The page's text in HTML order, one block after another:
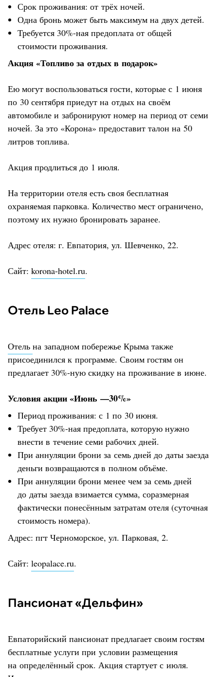
Срок проживания: от трёх ночей.
Одна бронь может быть максимум на двух детей.
Требуется 30%-ная предоплата от общей
стоимости проживания.
Акция «Топливо за отдых в подарок»
Ею могут воспользоваться гости, которые с 1 июня
по 30 сентября приедут на отдых на своём
автомобиле и забронируют номер на период от семи
ночей. За это «Корона» предоставит талон на 50
литров топлива.
Акция продлиться до 1 июля.
На территории отеля есть своя бесплатная
охраняемая парковка. Количество мест ограничено,
поэтому их нужно бронировать заранее.
Адрес отеля: г. Евпатория, ул. Шевченко, 22.
Сайт: korona-hotel.ru.
Отель Leo Palace
Отель на западном побережье Крыма также
присоединился к программе. Своим гостям он
предлагает 30%-ную скидку на проживание в июне.
Условия акции «Июнь —30%»
Период проживания: с 1 по 30 июня.
Требует 30%-ная предоплата, которую нужно
внести в течение семи рабочих дней.
При аннуляции брони за семь дней до даты заезда
деньги возвращаются в полном объёме.
При аннуляции брони менее чем за семь дней
до даты заезда взимается сумма, соразмерная
фактически понесённым затратам отеля (суточная
стоимость номера).
Адрес: пгт Черноморское, ул. Парковая, 2.
Сайт: leopalace.ru.
Пансионат «Дельфин»
Евпаторийский пансионат предлагает своим гостям
бесплатные услуги при условии размещения
на определённый срок. Акция стартует с июля.